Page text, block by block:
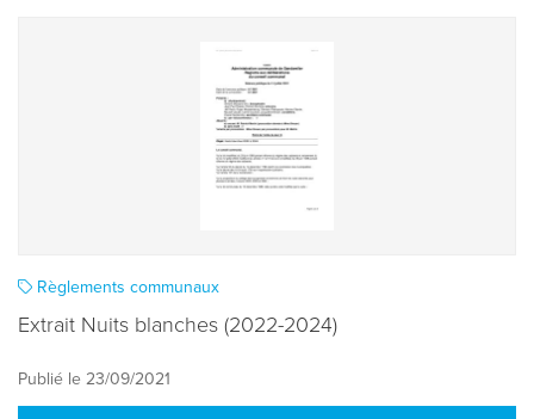
Règlements communaux
Extrait Nuits blanches (2022-2024)
Publié le 23/09/2021